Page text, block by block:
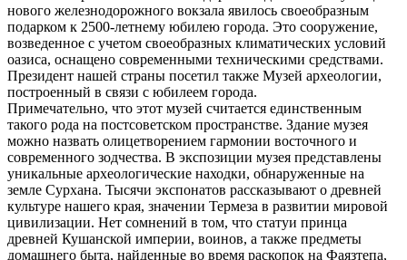
нового железнодорожного вокзала явилось своеобразным
подарком к 2500-летнему юбилею города. Это сооружение,
возведенное с учетом своеобразных климатических условий
оазиса, оснащено современными техническими средствами.
Президент нашей страны посетил также Музей археологии,
построенный в связи с юбилеем города.
Примечательно, что этот музей считается единственным
такого рода на постсоветском пространстве. Здание музея
можно назвать олицетворением гармонии восточного и
современного зодчества. В экспозиции музея представлены
уникальные археологические находки, обнаруженные на
земле Сурхана. Тысячи экспонатов рассказывают о древней
культуре нашего края, значении Термеза в развитии мировой
цивилизации. Нет сомнений в том, что статуи принца
древней Кушанской империи, воинов, а также предметы
домашнего быта, найденные во время раскопок на Фаязтепа,